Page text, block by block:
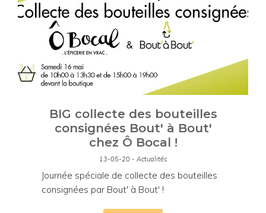
BIG collecte des bouteilles
consignées Bout' à Bout'
chez Ô Bocal !
13-05-20 - Actualités
Journée spéciale de collecte des bouteilles
consignées par Bout' à Bout' !